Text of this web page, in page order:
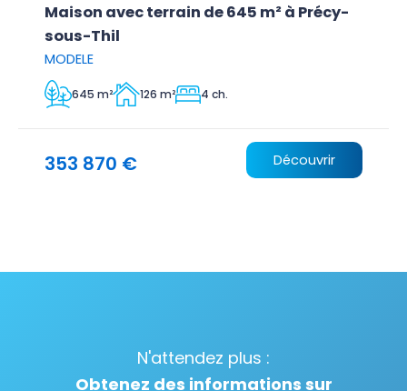
Maison avec terrain de 645 m² à Précy-
sous-Thil
MODELE
645 m² 126 m² 4 ch.
353 870 € Découvrir
N'attendez plus :
Obtenez des informations sur